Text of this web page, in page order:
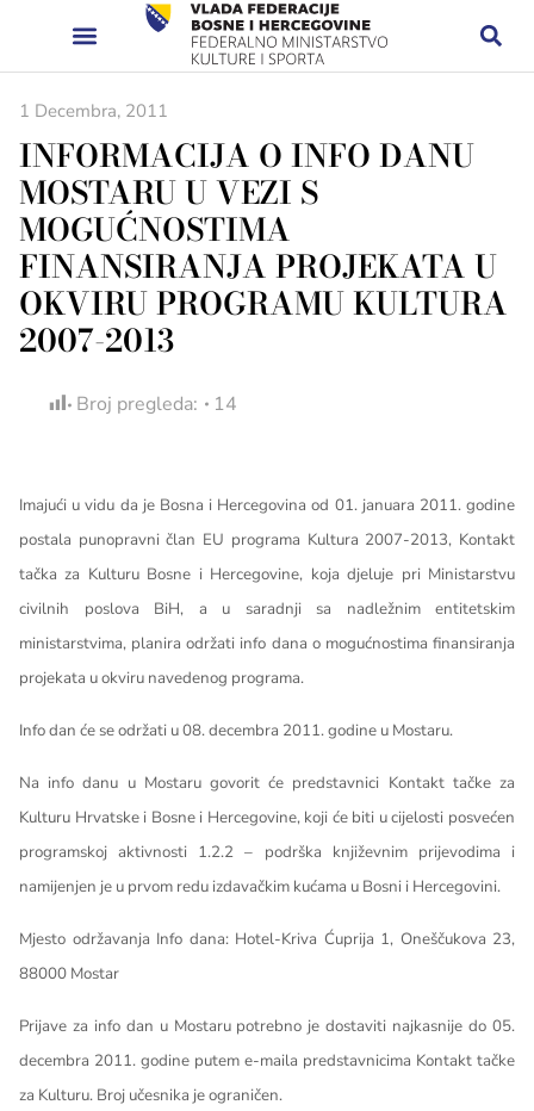
1 Decembra, 2011
INFORMACIJA O INFO DANU
MOSTARU U VEZI S
MOGUĆNOSTIMA
FINANSIRANJA PROJEKATA U
OKVIRU PROGRAMU KULTURA
2007-2013
Broj pregleda: 14
Imajući u vidu da je Bosna i Hercegovina od 01. januara 2011. godine
postala punopravni član EU programa Kultura 2007-2013, Kontakt
tačka za Kulturu Bosne i Hercegovine, koja djeluje pri Ministarstvu
civilnih poslova BiH, a u saradnji sa nadležnim entitetskim
ministarstvima, planira održati info dana o mogućnostima finansiranja
projekata u okviru navedenog programa.
Info dan će se održati u 08. decembra 2011. godine u Mostaru.
Na info danu u Mostaru govorit će predstavnici Kontakt tačke za
Kulturu Hrvatske i Bosne i Hercegovine, koji će biti u cijelosti posvećen
programskoj aktivnosti 1.2.2 – podrška književnim prijevodima i
namijenjen je u prvom redu izdavačkim kućama u Bosni i Hercegovini.
Mjesto održavanja Info dana: Hotel-Kriva Ćuprija 1, Oneščukova 23,
88000 Mostar
Prijave za info dan u Mostaru potrebno je dostaviti najkasnije do 05.
decembra 2011. godine putem e-maila predstavnicima Kontakt tačke
za Kulturu. Broj učesnika je ograničen.